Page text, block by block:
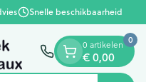
Snelle beschikbaarheid
0 artikelen
€ 0,00
0